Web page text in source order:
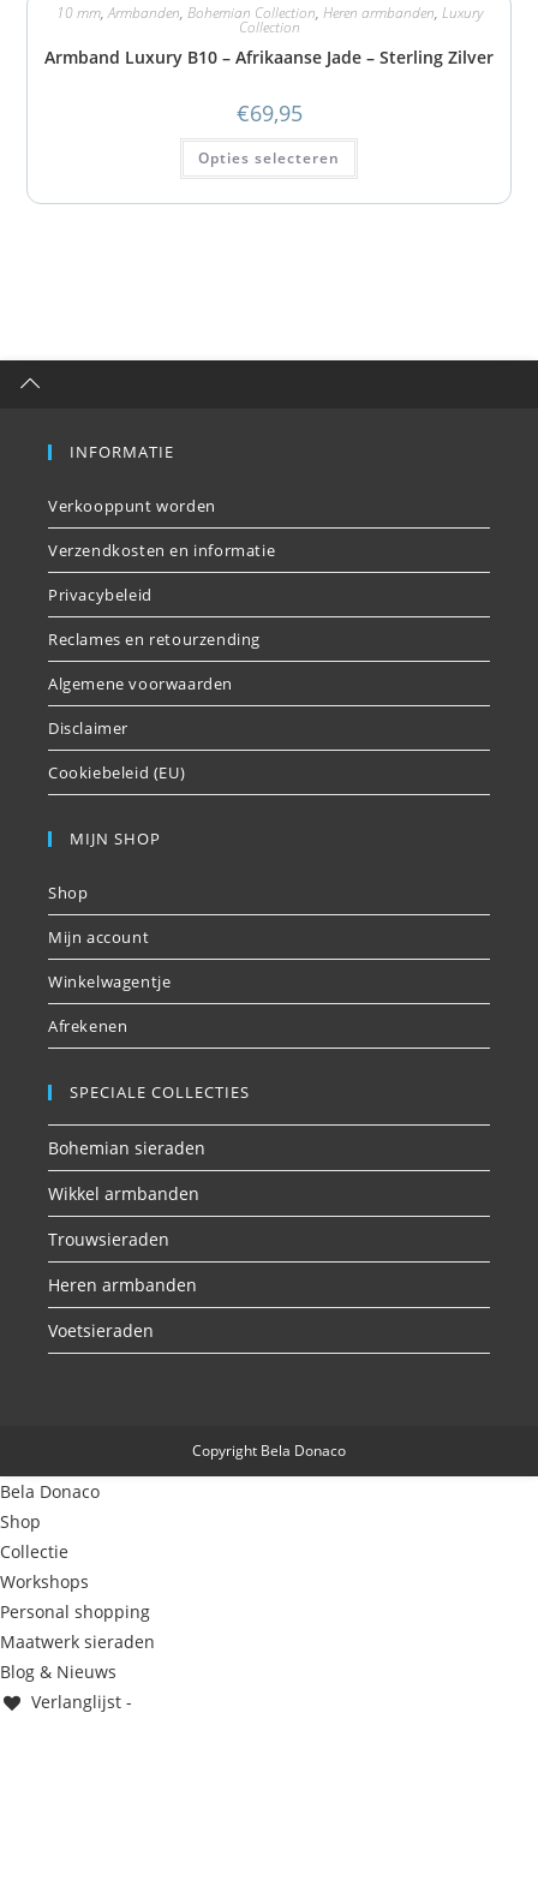
10 mm,Armbanden, Bohemian Collection, Heren armbanden, Luxury
Collection
Armband Luxury B10 – Afrikaanse Jade – Sterling Zilver
€69,95
Opties selecteren
INFORMATIE
Verkooppunt worden
Verzendkosten en informatie
Privacybeleid
Reclames en retourzending
Algemene voorwaarden
Disclaimer
Cookiebeleid (EU)
MIJN SHOP
Shop
Mijn account
Winkelwagentje
Afrekenen
SPECIALE COLLECTIES
Bohemian sieraden
Wikkel armbanden
Trouwsieraden
Heren armbanden
Voetsieraden
Copyright Bela Donaco
Bela Donaco
Shop
Collectie
Workshops
Personal shopping
Maatwerk sieraden
Blog & Nieuws
Verlanglijst -